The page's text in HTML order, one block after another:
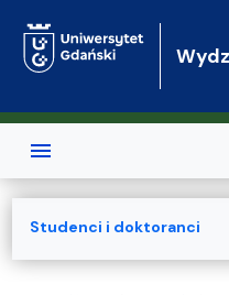
Studenci i doktoranci